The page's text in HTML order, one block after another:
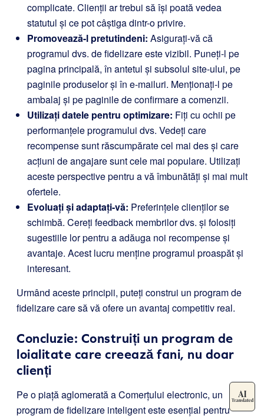
complicate. Clienții ar trebui să își poată vedea
statutul și ce pot câștiga dintr-o privire.
Promovează-l pretutindeni: Asigurați-vă că
programul dvs. de fidelizare este vizibil. Puneți-l pe
pagina principală, în antetul și subsolul site-ului, pe
paginile produselor și în e-mailuri. Menționați-l pe
ambalaj și pe paginile de confirmare a comenzii.
Utilizați datele pentru optimizare: Fiți cu ochii pe
performanțele programului dvs. Vedeți care
recompense sunt răscumpărate cel mai des și care
acțiuni de angajare sunt cele mai populare. Utilizați
aceste perspective pentru a vă îmbunătăți și mai mult
ofertele.
Evoluați și adaptați-vă: Preferințele clienților se
schimbă. Cereți feedback membrilor dvs. și folosiți
sugestiile lor pentru a adăuga noi recompense și
avantaje. Acest lucru menține programul proaspăt și
interesant.
Urmând aceste principii, puteți construi un program de
fidelizare care să vă ofere un avantaj competitiv real.
Concluzie: Construiți un program de
loialitate care creează fani, nu doar
clienți
Pe o piață aglomerată a Comerțului electronic, un
program de fidelizare inteligent este esențial pentru